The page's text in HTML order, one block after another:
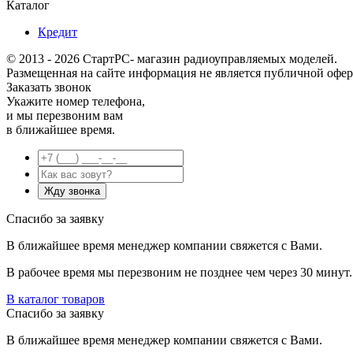
Каталог
Кредит
© 2013 - 2026 СтартРС- магазин радиоуправляемых моделей.
Размещенная на сайте информация не является публичной
Заказать звонок
Укажите номер телефона,
и мы перезвоним вам
в ближайшее время.
Спасибо за заявку
В ближайшее время менеджер компании свяжется с Вами.
В рабочее время мы перезвоним не позднее чем через 30 минут.
В каталог товаров
Спасибо за заявку
В ближайшее время менеджер компании свяжется с Вами.